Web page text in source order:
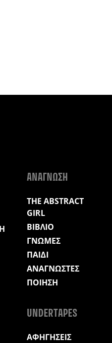
ΑΝΑΓΝΩΣΗ
THE ABSTRACT
GIRL
ΒΙΒΛΙΟ
ΓΝΩΜΕΣ
ΠΑΙΔΙ
ΑΝΑΓΝΩΣΤΕΣ
ΠΟΙΗΣΗ
UNDERTAPES
ΑΦΗΓΗΣΕΙΣ